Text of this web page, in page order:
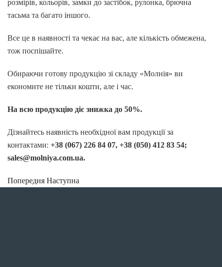
розмірів, кольорів, замки до застібок, рулонка, брючна
тасьма та багато іншого.
Все це в наявності та чекає на вас, але кількість обмежена,
тож поспішайте.
Обираючи готову продукцію зі складу «Молнія» ви
економите не тільки кошти, але і час.
На всю продукцію діє знижка до 50%.
Дізнайтесь наявність необхідної вам продукції за
контактами: +38 (067) 226 84 07, +38 (050) 412 83 54;
sales@molniya.com.ua.
Попередня Наступна